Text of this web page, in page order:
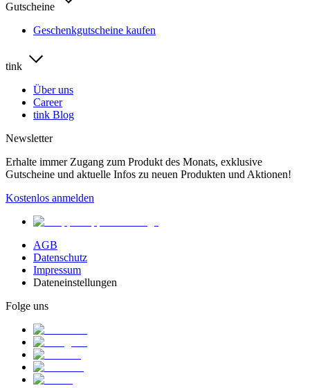
Gutscheine
Geschenkgutscheine kaufen
tink
Über uns
Career
tink Blog
Newsletter
Erhalte immer Zugang zum Produkt des Monats, exklusive
Gutscheine und aktuelle Infos zu neuen Produkten und Aktionen!
Kostenlos anmelden
AGB
Datenschutz
Impressum
Dateneinstellungen
Folge uns